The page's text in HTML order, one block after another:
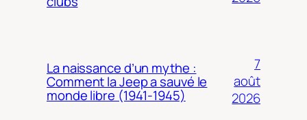
La naissance d’un mythe :
Comment la Jeep a sauvé le
monde libre (1941-1945)
7
août
2026